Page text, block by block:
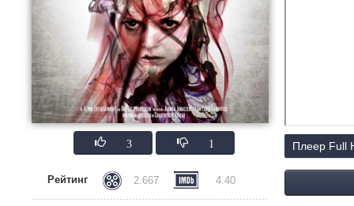
3 1
Рейтинг 2.667 4.40
Плеер Full